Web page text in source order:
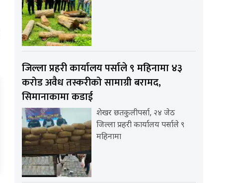
जिल्ला प्रहरी कार्यालय पर्साले ९ महिनामा ४३
करोड अवैध तस्करीको सामाग्री बरामद,
सिमानाकामा कडाई
शेखर छतकुलीपर्सा, २४ जेठ
जिल्ला प्रहरी कार्यालय पर्साले ९
महिनामा